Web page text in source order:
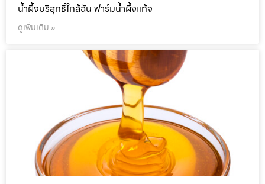
น้ำผึ้งบริสุทธิ์ใกล้ฉัน ฟาร์มน้ำผึ้งแท้จ
ดูเพิ่มเติม »